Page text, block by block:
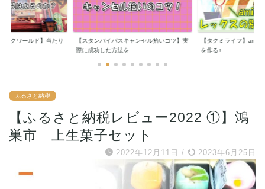
ャンセル拾いコツ】実
【タクミライフ】amiiboでレックスの別荘
を作る♪
【ハッピーホームパラ
ュン様から別荘のオ...
ふるさと納税
【ふるさと納税レビュー2022 ①】鴻
巣市 上生菓子セット
2022年12月11日 / 2023年6月25日